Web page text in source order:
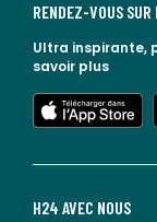
H24 AVEC NOUS
RENDEZ-VOUS SUR
Ultra inspirante,
savoir plus
lien vers l'app store